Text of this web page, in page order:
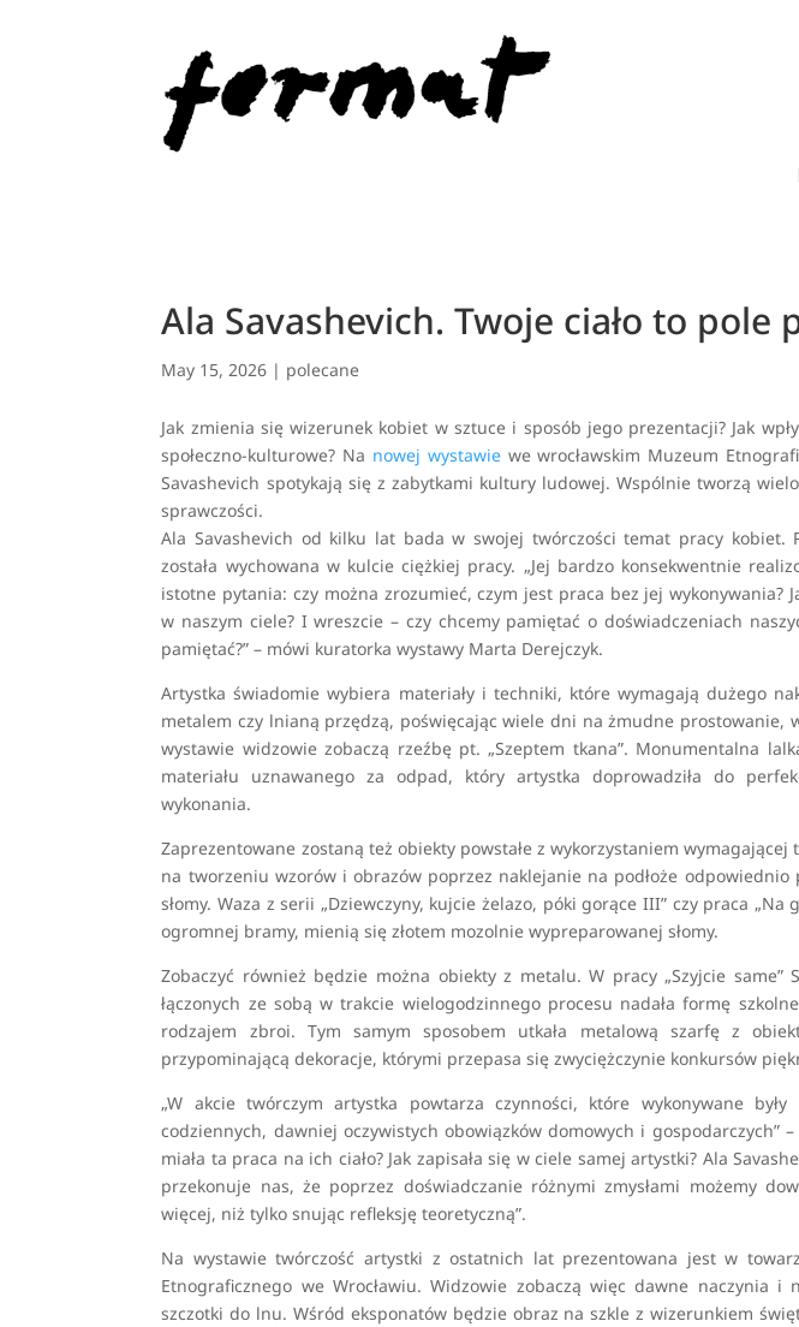
Ala Savashevich. Twoje ciało to pole
May 15, 2026 | polecane
Jak zmienia się wizerunek kobiet w sztuce i sposób jego prezentacji? Jak
społeczno-kulturowe? Na nowej wystawiewe wrocławskim Muzeum
Savashevich spotykają się z zabytkami kultury ludowej. Wspólnie tworzą
sprawczości.
Ala Savashevich od kilku lat bada w swojej twórczości temat pracy kobiet.
została wychowana w kulcie ciężkiej pracy. „Jej bardzo konsekwentnie
istotne pytania: czy można zrozumieć, czym jest praca bez jej wykonywania?
w naszym ciele? I wreszcie – czy chcemy pamiętać o doświadczeniach
pamiętać?” – mówi kuratorka wystawy Marta Derejczyk.
Artystka świadomie wybiera materiały i techniki, które wymagają dużego
metalem czy lnianą przędzą, poświęcając wiele dni na żmudne prostowanie,
wystawie widzowie zobaczą rzeźbę pt. „Szeptem tkana”. Monumentalna
materiału uznawanego za odpad, który artystka doprowadziła do
wykonania.
Zaprezentowane zostaną też obiekty powstałe z wykorzystaniem
na tworzeniu wzorów i obrazów poprzez naklejanie na podłoże odpowiednio
słomy. Waza z serii „Dziewczyny, kujcie żelazo, póki gorące III” czy praca „Na
ogromnej bramy, mienią się złotem mozolnie wypreparowanej słomy.
Zobaczyć również będzie można obiekty z metalu. W pracy „Szyjcie same”
łączonych ze sobą w trakcie wielogodzinnego procesu nadała formę
rodzajem zbroi. Tym samym sposobem utkała metalową szarfę z
przypominającą dekoracje, którymi przepasa się zwyciężczynie konkursów
„W akcie twórczym artystka powtarza czynności, które wykonywane
codziennych, dawniej oczywistych obowiązków domowych i gospodarczych” –
miała ta praca na ich ciało? Jak zapisała się w ciele samej artystki? Ala
przekonuje nas, że poprzez doświadczanie różnymi zmysłami możemy
więcej, niż tylko snując refleksję teoretyczną”.
Na wystawie twórczość artystki z ostatnich lat prezentowana jest w
Etnograficznego we Wrocławiu. Widzowie zobaczą więc dawne naczynia
szczotki do lnu. Wśród eksponatów będzie obraz na szkle z wizerunkiem